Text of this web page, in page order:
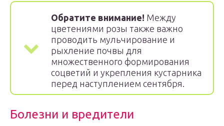
Обратите внимание! Между
цветениями розы также важно
проводить мульчирование и
рыхление почвы для
множественного формирования
соцветий и укрепления кустарника
перед наступлением сентября.
Болезни и вредители